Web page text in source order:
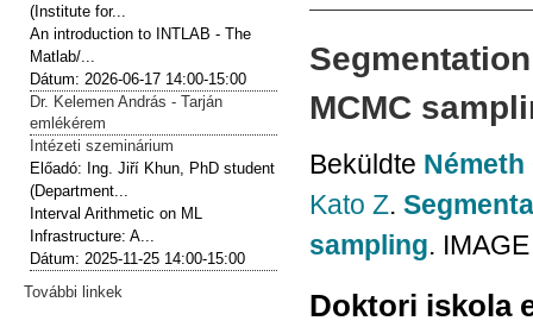
MCMC
Beküldte Németh
Kato Z.
sampling.
Doktori iskola
(Institute for...
An introduction to INTLAB - The
Matlab/...
Dátum: 2026-06-17 14:00-15:00
Dr. Kelemen András - Tarján
emlékérem
Intézeti szeminárium
Előadó: Ing. Jiří Khun, PhD student
(Department...
Interval Arithmetic on ML
Infrastructure: A...
Dátum: 2025-11-25 14:00-15:00
További linkek